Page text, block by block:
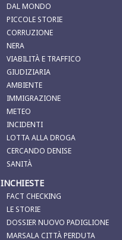
DAL MONDO
PICCOLE STORIE
CORRUZIONE
NERA
VIABILITÀ E TRAFFICO
GIUDIZIARIA
AMBIENTE
IMMIGRAZIONE
METEO
INCIDENTI
LOTTA ALLA DROGA
CERCANDO DENISE
SANITÀ
INCHIESTE
FACT CHECKING
LE STORIE
DOSSIER NUOVO PADIGLIONE
MARSALA CITTÀ PERDUTA